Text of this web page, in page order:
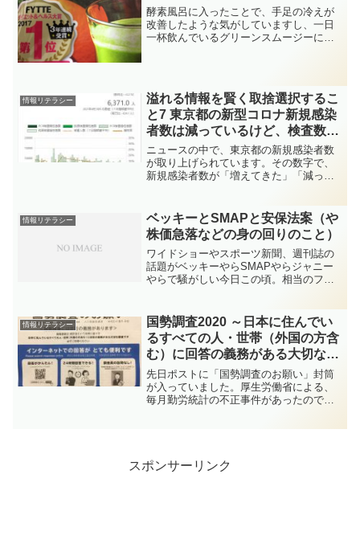
酵素風呂に入ったことで、手足の冷えが
改善したような気がしていますし、一日
一杯飲んでいるグリーンスムージーにも
情報リテラシー
溢れる情報を賢く取捨選択するこ
と7 東京都の新型コロナ新規感染
者数は減っているけど、検査数が
減っているだけでは・・・？
ニュースの中で、東京都の新規感染者数
が取り上げられています。その数字で、
新規感染者数が「増えてきた」「減って
感染者数は、同じ陽性率だと仮定すれ
ば、検査数を増えれば増加し...
情報リテラシー
ベッキーとSMAPと安保法案（や
株価急落などの身の回りのこと）
ワイドショーやスポーツ新聞、週刊誌の
話題がベッキーやらSMAPやらジャニー
やらで騒がしい今日この頃。相当のファ
とっては、全然関係なくないでしょう
か。世の中では最近は原油...
情報リテラシー
国勢調査2020 ～日本に住んでい
るすべての人・世帯（外国の方含
む）に回答の義務がある大切な調
査です～ 【50万円以下の罰金】
【統計不正】
先日ポストに「国勢調査のお願い」封筒
が入っていました。厚生労働省による、
毎月勤労統計の不正事件があったので、
スポンサーリンク